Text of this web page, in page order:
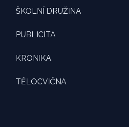
ŠKOLNÍ DRUŽINA
PUBLICITA
KRONIKA
TĚLOCVIČNA